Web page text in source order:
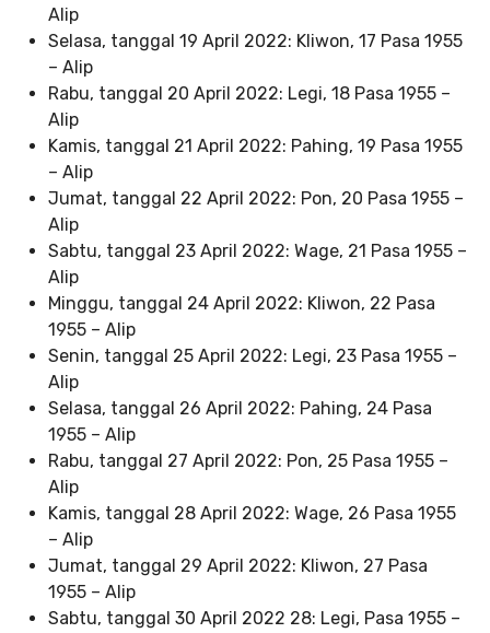
Alip
Selasa, tanggal 19 April 2022: Kliwon, 17 Pasa 1955
– Alip
Rabu, tanggal 20 April 2022: Legi, 18 Pasa 1955 –
Alip
Kamis, tanggal 21 April 2022: Pahing, 19 Pasa 1955
– Alip
Jumat, tanggal 22 April 2022: Pon, 20 Pasa 1955 –
Alip
Sabtu, tanggal 23 April 2022: Wage, 21 Pasa 1955 –
Alip
Minggu, tanggal 24 April 2022: Kliwon, 22 Pasa
1955 – Alip
Senin, tanggal 25 April 2022: Legi, 23 Pasa 1955 –
Alip
Selasa, tanggal 26 April 2022: Pahing, 24 Pasa
1955 – Alip
Rabu, tanggal 27 April 2022: Pon, 25 Pasa 1955 –
Alip
Kamis, tanggal 28 April 2022: Wage, 26 Pasa 1955
– Alip
Jumat, tanggal 29 April 2022: Kliwon, 27 Pasa
1955 – Alip
Sabtu, tanggal 30 April 2022 28: Legi, Pasa 1955 –